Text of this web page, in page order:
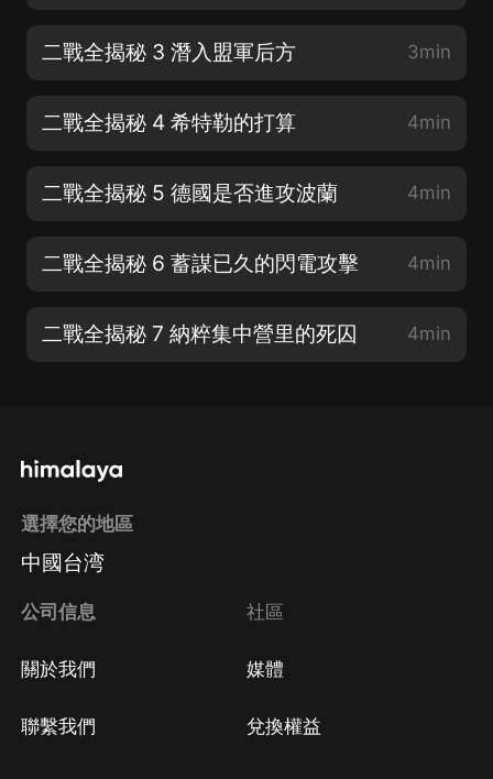
二戰全揭秘 3 潛入盟軍后方 3min
二戰全揭秘 4 希特勒的打算 4min
二戰全揭秘 5 德國是否進攻波蘭 4min
二戰全揭秘 6 蓄謀已久的閃電攻擊 4min
二戰全揭秘 7 納粹集中營里的死囚 4min
選擇您的地區
中國台湾
公司信息
關於我們
聯繫我們
社區
媒體
兌換權益